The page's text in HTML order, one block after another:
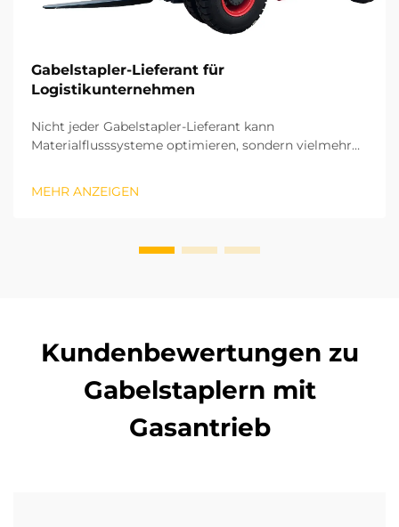
Gabelstapler-Lieferant für
Logistikunternehmen
Nicht jeder Gabelstapler-Lieferant kann
Materialflusssysteme optimieren, sondern vielmehr
Erfahrung mit Vor-Ort-Projekten in verschiedenen
MEHR ANZEIGEN
Kundenbewertungen zu
Gabelstaplern mit
Gasantrieb